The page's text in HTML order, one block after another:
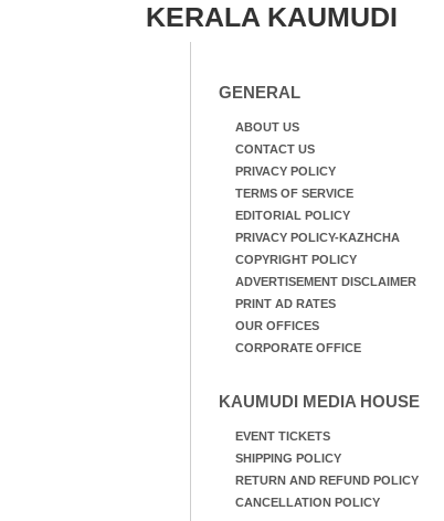
KERALA KAUMUDI
GENERAL
ABOUT US
CONTACT US
PRIVACY POLICY
TERMS OF SERVICE
EDITORIAL POLICY
PRIVACY POLICY-KAZHCHA
COPYRIGHT POLICY
ADVERTISEMENT DISCLAIMER
PRINT AD RATES
OUR OFFICES
CORPORATE OFFICE
KAUMUDI MEDIA HOUSE
EVENT TICKETS
SHIPPING POLICY
RETURN AND REFUND POLICY
CANCELLATION POLICY